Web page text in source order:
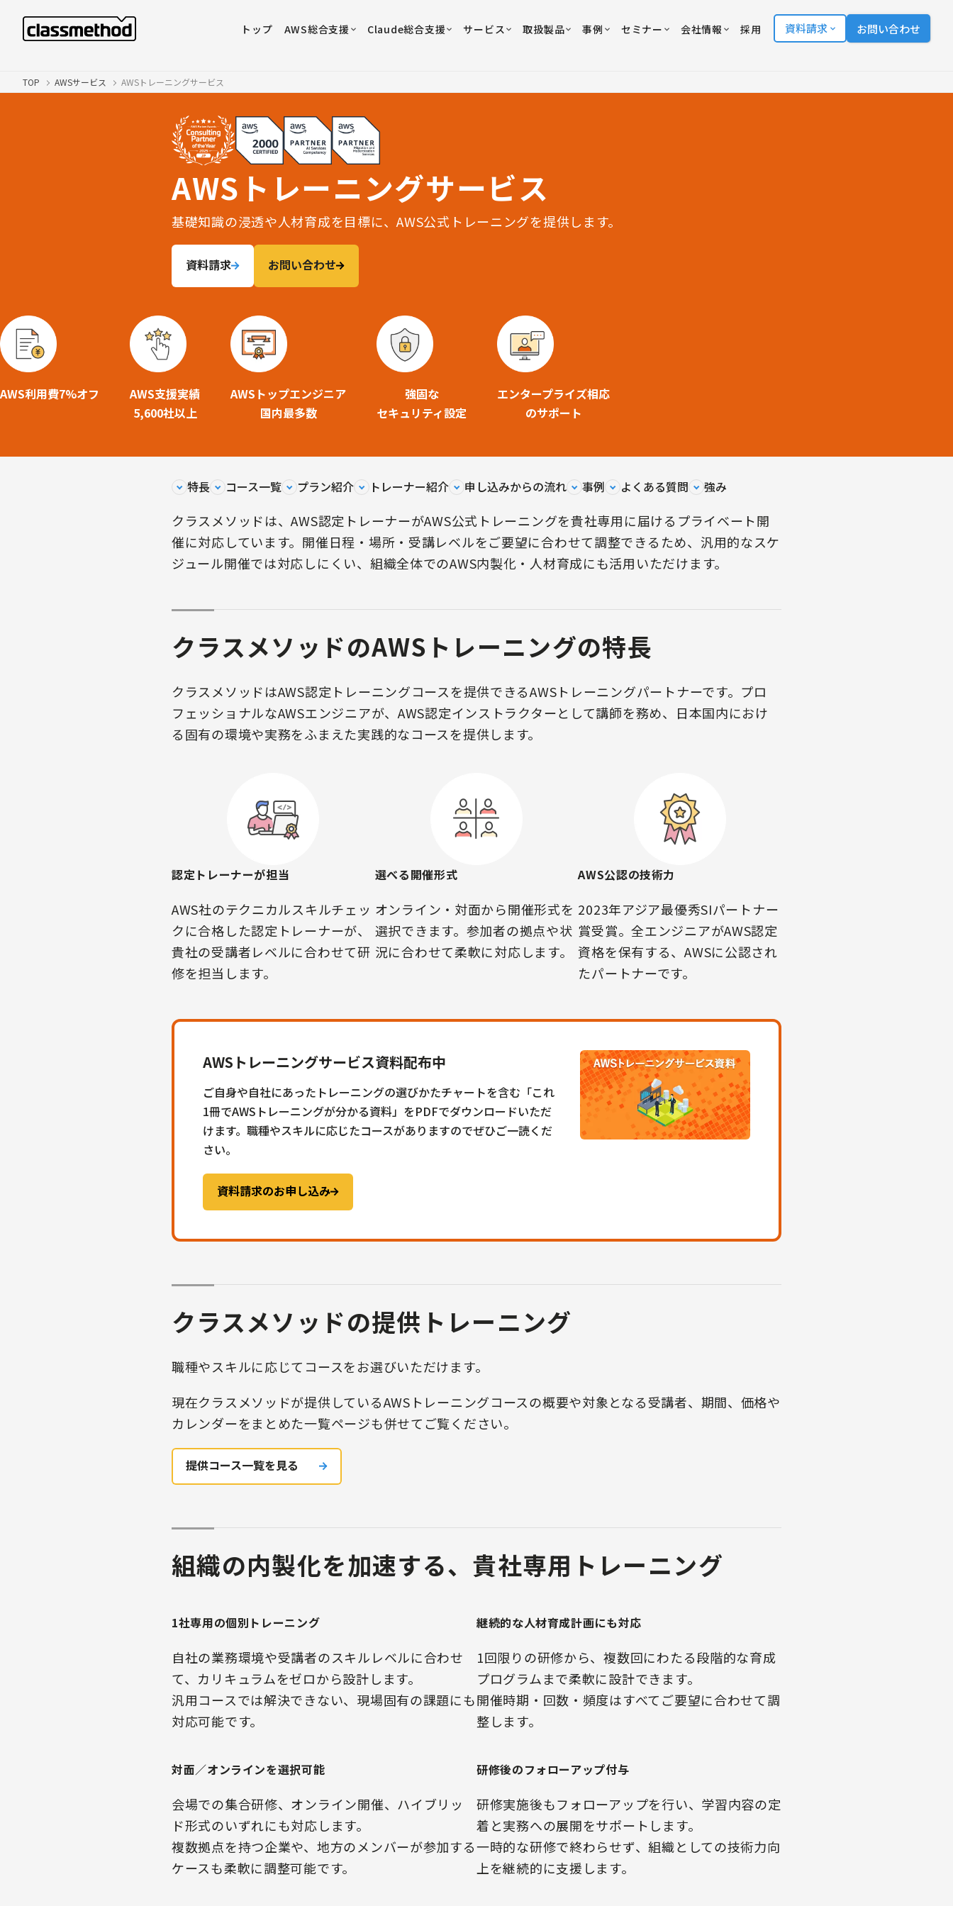
トップ AWS総合支援 Claude総合支援 サービス 取扱製品 事例 セミナー 会社情報 採用 資料請求 お問い合わせ
TOP AWSサービス AWSトレーニングサービス
AWSトレーニングサービス
基礎知識の浸透や人材育成を目標に、AWS公式トレーニングを提供します。
資料請求 お問い合わせ
AWS利用費7%オフ
AWS支援実績
5,600社以上
AWSトップエンジニア
国内最多数
強固な
セキュリティ設定
エンタープライズ相応
のサポート
特長 コース一覧 プラン紹介 トレーナー紹介 申し込みからの流れ 事例 よくある質問 強み
クラスメソッドは、AWS認定トレーナーがAWS公式トレーニングを貴社専用に届けるプライベート開
催に対応しています。開催日程・場所・受講レベルをご要望に合わせて調整できるため、汎用的なスケ
ジュール開催では対応しにくい、組織全体でのAWS内製化・人材育成にも活用いただけます。
クラスメソッドのAWSトレーニングの特長
クラスメソッドはAWS認定トレーニングコースを提供できるAWSトレーニングパートナーです。プロ
フェッショナルなAWSエンジニアが、AWS認定インストラクターとして講師を務め、日本国内におけ
る固有の環境や実務をふまえた実践的なコースを提供します。
認定トレーナーが担当
AWS社のテクニカルスキルチェッ
クに合格した認定トレーナーが、
貴社の受講者レベルに合わせて研
修を担当します。
選べる開催形式
オンライン・対面から開催形式を
選択できます。参加者の拠点や状
況に合わせて柔軟に対応します。
AWS公認の技術力
2023年アジア最優秀SIパートナー
賞受賞。全エンジニアがAWS認定
資格を保有する、AWSに公認され
たパートナーです。
AWSトレーニングサービス資料配布中
ご自身や自社にあったトレーニングの選びかたチャートを含む「これ
1冊でAWSトレーニングが分かる資料」をPDFでダウンロードいただ
けます。職種やスキルに応じたコースがありますのでぜひご一読くだ
さい。
資料請求のお申し込み
クラスメソッドの提供トレーニング
職種やスキルに応じてコースをお選びいただけます。
現在クラスメソッドが提供しているAWSトレーニングコースの概要や対象となる受講者、期間、価格や
カレンダーをまとめた一覧ページも併せてご覧ください。
提供コース一覧を見る
組織の内製化を加速する、貴社専用トレーニング
1社専用の個別トレーニング
自社の業務環境や受講者のスキルレベルに合わせ
て、カリキュラムをゼロから設計します。
汎用コースでは解決できない、現場固有の課題にも
対応可能です。
継続的な人材育成計画にも対応
1回限りの研修から、複数回にわたる段階的な育成
プログラムまで柔軟に設計できます。
開催時期・回数・頻度はすべてご要望に合わせて調
整します。
対面／オンラインを選択可能
会場での集合研修、オンライン開催、ハイブリッ
ド形式のいずれにも対応します。
複数拠点を持つ企業や、地方のメンバーが参加する
ケースも柔軟に調整可能です。
研修後のフォローアップ付与
研修実施後もフォローアップを行い、学習内容の定
着と実務への展開をサポートします。
一時的な研修で終わらせず、組織としての技術力向
上を継続的に支援します。